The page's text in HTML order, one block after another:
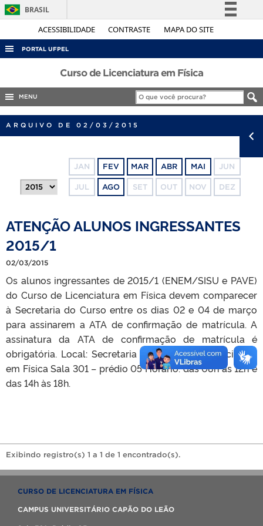
ACESSIBILIDADE CONTRASTE MAPA DO SITE
BRASIL
Simplifique!
Legislação
Canais
PORTAL UFPEL
ACESSO À INFORMAÇÃO
AUDITORIA
CONCURSOS
OUVIDORIA
TELEFONES
Curso de Licenciatura em Física
MENU
ARQUIVO DE 02/03/2015
JAN FEV MAR ABR MAI JUN
JUL AGO SET OUT NOV DEZ
ATENÇÃO ALUNOS INGRESSANTES
2015/1
02/03/2015
Os alunos ingressantes de 2015/1 (ENEM/SISU e PAVE)
do Curso de Licenciatura em Física devem comparecer
à Secretaria do Curso entre os dias 02 e 04 de março
para assinarem a ATA de confirmação de matrícula. A
assinatura da ATA de confirmação de matrícula é
obrigatória. Local: Secretaria do Curso de Licenciatura
em Física Sala 301 – prédio 05 Horário: das 08h às 12h e
das 14h às 18h.
Exibindo registro(s) 1 a 1 de 1 encontrado(s).
CURSO DE LICENCIATURA EM FÍSICA
CAMPUS UNIVERSITÁRIO CAPÃO DO LEÃO